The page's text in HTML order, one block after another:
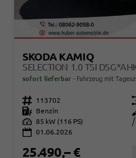
SKODA KAMIQ
sofort lieferbar Fahrzeug mit
Fahrzeugnr. 113702
Kraftstoff
Benzin
Leistung 85 kW (116 PS)
01.06.2026
25.490,– €